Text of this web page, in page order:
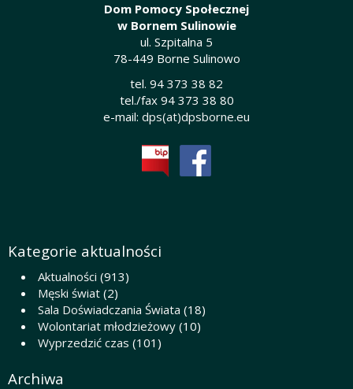
Dom Pomocy Społecznej
w Bornem Sulinowie
ul. Szpitalna 5
78-449 Borne Sulinowo
tel. 94 373 38 82
tel./fax 94 373 38 80
e-mail: dps(at)dpsborne.eu
Kategorie aktualności
Aktualności (913)
Męski świat (2)
Sala Doświadczania Świata (18)
Wolontariat młodzieżowy (10)
Wyprzedzić czas (101)
Archiwa